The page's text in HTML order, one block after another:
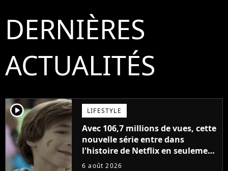
DERNIÈRES
ACTUALITÉS
player2 LIFESTYLE
Avec 106,7 millions de vues, cette
nouvelle série entre dans
l'histoire de Netflix en seulement
48 jours
6 août 2026